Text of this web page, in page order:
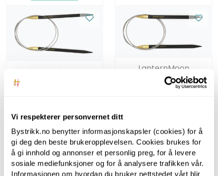
Vi respekterer personvernet ditt
Bystrikk.no benytter informasjonskapsler (cookies) for å
gi deg den beste brukeropplevelsen. Cookies brukes for
å gi innhold og annonser et personlig preg, for å levere
sosiale mediefunksjoner og for å analysere trafikken vår.
Informasjonen om hvordan du bruker nettstedet vårt blir
LanternMoon
Lantern Moon, 80 cm,
LanternMoon
Lantern Moon, 80 cm,
7.00 mm -